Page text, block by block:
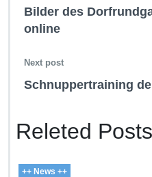
Bilder des
online
Next post
Schnuppertraining
Releted Posts
++ News ++